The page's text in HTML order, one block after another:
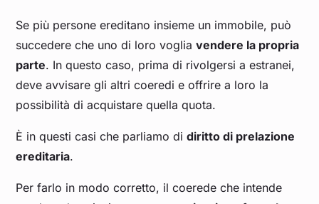
Se più persone ereditano insieme un immobile, può
succedere che uno di loro vogliavendere la propria
parte. In questo caso, prima di rivolgersi a estranei,
deve avvisare gli altri coeredi e offrire a loro la
possibilità di acquistare quella quota.
È in questi casi che parliamo didiritto di prelazione
ereditaria.
Per farlo in modo corretto, il coerede che intende